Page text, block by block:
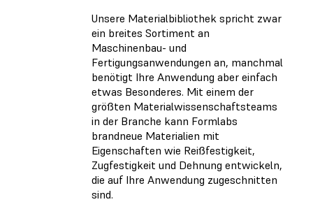
Unsere Materialbibliothek spricht zwar
ein breites Sortiment an
Maschinenbau- und
Fertigungsanwendungen an, manchmal
benötigt Ihre Anwendung aber einfach
etwas Besonderes. Mit einem der
größten Materialwissenschaftsteams
in der Branche kann Formlabs
brandneue Materialien mit
Eigenschaften wie Reißfestigkeit,
Zugfestigkeit und Dehnung entwickeln,
die auf Ihre Anwendung zugeschnitten
sind.